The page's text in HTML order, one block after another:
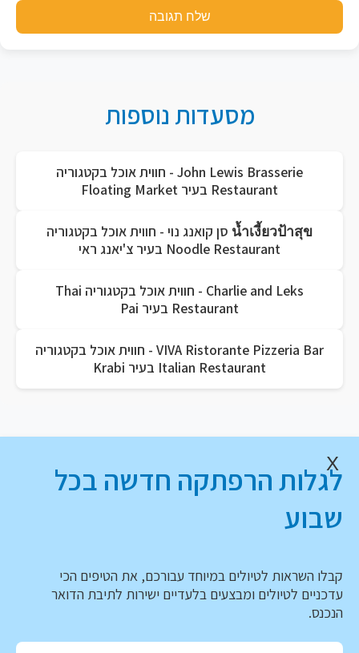
שלח תגובה
מסעדות נוספות
John Lewis Brasserie - חווית אוכל בקטגוריה
Restaurant בעיר Floating Market
น้ำเงี้ยวป้าสุข סן קואנג נוי - חווית אוכל בקטגוריה
Noodle Restaurant בעיר צ'יאנג ראי
Charlie and Leks - חווית אוכל בקטגוריה Thai
Restaurant בעיר Pai
VIVA Ristorante Pizzeria Bar - חווית אוכל בקטגוריה
Italian Restaurant בעיר Krabi
X
לגלות הרפתקה חדשה בכל
שבוע
קבלו השראות לטיולים במיוחד עבורכם, את הטיפים הכי
עדכניים לטיולים ומבצעים בלעדיים ישירות לתיבת הדואר
הנכנס.